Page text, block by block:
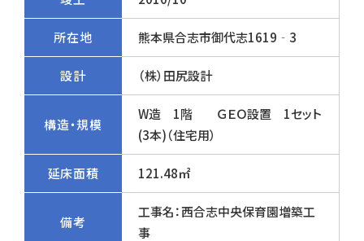
所在地 熊本県合志市御代志1619‐3
設計 （株）田尻設計
構造・規模
W造 1階 ＧＥＯ設置 1セット
(3本)（住宅用）
延床面積 121.48㎡
備考
工事名：西合志中央保育園増築工
事